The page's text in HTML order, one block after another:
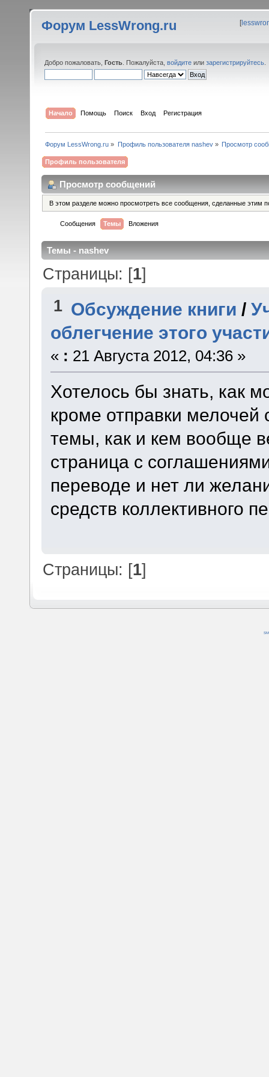
Форум LessWrong.ru [
Добро пожаловать, Гость . Пожалуйста, войдите или зарегистрируйтесь
Начало Помощь Поиск Вход Регистрация
Форум LessWrong.ru » Профиль пользователя nashev» Просмотр
Профиль пользователя
Просмотр сообщений
В этом разделе можно просмотреть все сообщения, сделанные этим
Сообщения Темы Вложения
Темы - nashev
Страницы: [1]
1 Обсуждение книги /
облегчение этого
« : 21 Августа 2012, 04:36 »
Хотелось бы знать, как
кроме отправки
темы, как и кем вообще
страница с
переводе и нет ли
средств коллективного
Страницы: [1]